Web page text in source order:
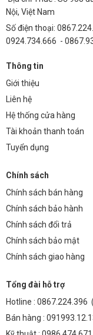
Chiếu sáng bãi xe:
lái xe dễ dàng quan
Chiếu sáng khu
Chiếu sáng sân
sáng đẹp mắt, tăng
Chiếu sáng biển
thu hút sự chú ý của
Nội, Việt Nam
Số điện thoại:
0924.734.666 -
Thông tin
Giới thiệu
Liên hệ
Hệ thống cửa hàng
Tài khoản thanh toán
Tuyển dụng
Chính sách
Chính sách bán hàng
Chính sách bảo hành
Chính sách đổi trả
Chính sách bảo mật
Chính sách giao hàng
Tổng đài hỗ trợ
Hotline : 0867.224.396
Bán hàng :